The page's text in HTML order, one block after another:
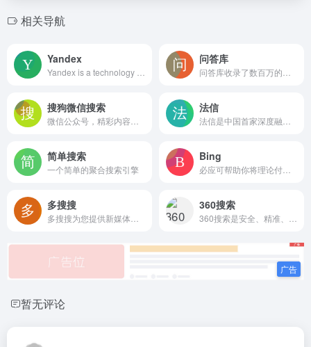
相关导航
Yandex 问答库
搜狗微信搜索 法信
简单搜索
一个简单的聚合搜索引擎
Bing
多搜搜 360搜索
暂无评论